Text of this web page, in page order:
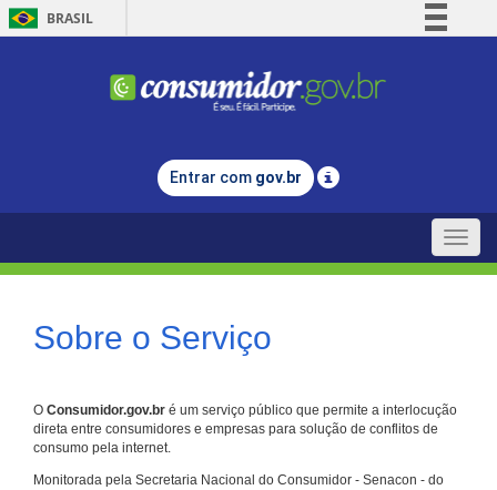
BRASIL
Comunica BR
Legislação
Entrar com gov.br
Toggle
Sobre o Serviço
O Consumidor.gov.br é um serviço público que permite a interlocução
direta entre consumidores e empresas para solução de conflitos de
consumo pela internet.
Monitorada pela Secretaria Nacional do Consumidor - Senacon - do